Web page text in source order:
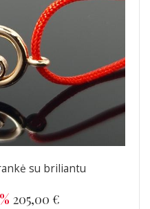
su briliantu
205,00 €